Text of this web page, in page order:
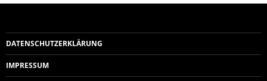
DATENSCHUTZERKLÄRUNG
IMPRESSUM